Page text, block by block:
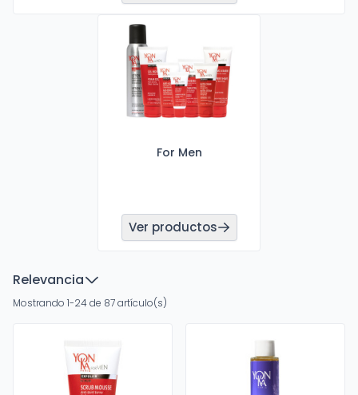
For Men
Ver productos
Relevancia
Mostrando 1-24 de 87 artículo(s)